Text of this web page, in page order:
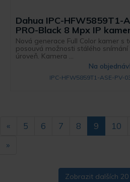
Dahua IPC-HFW5859T1-
PRO-Black 8 Mpx IP
Nová generace Full Color kamer s
posouvá možnosti stálého snímání
úroveň. Kamera ...
Na
IPC-HFW5859T1-ASE-PV-
« 5 6 7 8 9 10
»
Zobrazit dalších